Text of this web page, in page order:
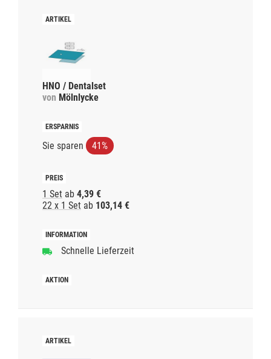
HNO / Dentalset
von Mölnlycke
Sie sparen 41%
1 Set ab 4,39 €
22 x 1 Set ab 103,14 €
Schnelle Lieferzeit